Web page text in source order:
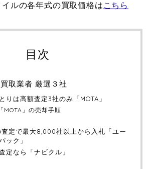
ルの各年式の買取価格は こちら
目次
取業者 厳選３社
りは高額査定3社のみ「MOTA」
「MOTA」の売却手順
査定で最大8,000社以上から入札「ユー
ック」
定なら「ナビクル」